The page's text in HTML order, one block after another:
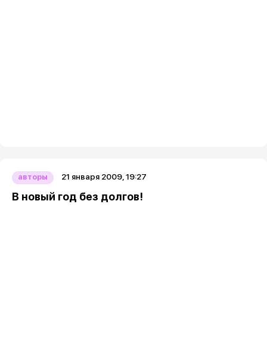
авторы 21 января 2009, 19:27
В новый год без долгов!